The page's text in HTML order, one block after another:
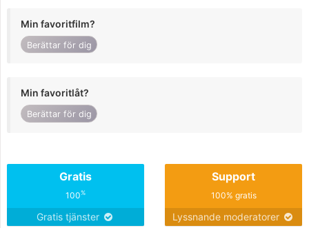
Min favoritfilm?
Berättar för dig
Min favoritlåt?
Berättar för dig
Gratis
100%
Gratis tjänster
Support
100% gratis
Lyssnande moderatorer